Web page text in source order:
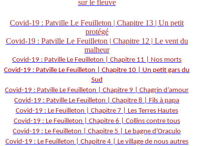
sur le fleuve
Covid-19 : Patville Le Feuilleton | Chapitre 13 | Un petit
protégé
Covid-19 : Patville Le Feuilleton | Chapitre 12 | Le vent du
malheur
Covid-19 : Patville Le Feuilleton | Chapitre 11 | Nos morts
Covid-19 : Patville Le Feuilleton | Chapitre 10 | Un petit gars du
Sud
Covid-19 : Patville Le Feuilleton | Chapitre 9 | Chagrin d’amour
Covid-19 : Patville Le Feuilleton | Chapitre 8 | Fils à papa
Covid-19 : Le Feuilleton | Chapitre 7 | Les Terres Hautes
Covid-19 : Le Feuilleton | Chapitre 6 | Collins contre tous
Covid-19 : Le Feuilleton | Chapitre 5 | Le bagne d’Oraculo
Covid-19 : Le Feuilleton | Chapitre 4 | Le village de nous autres